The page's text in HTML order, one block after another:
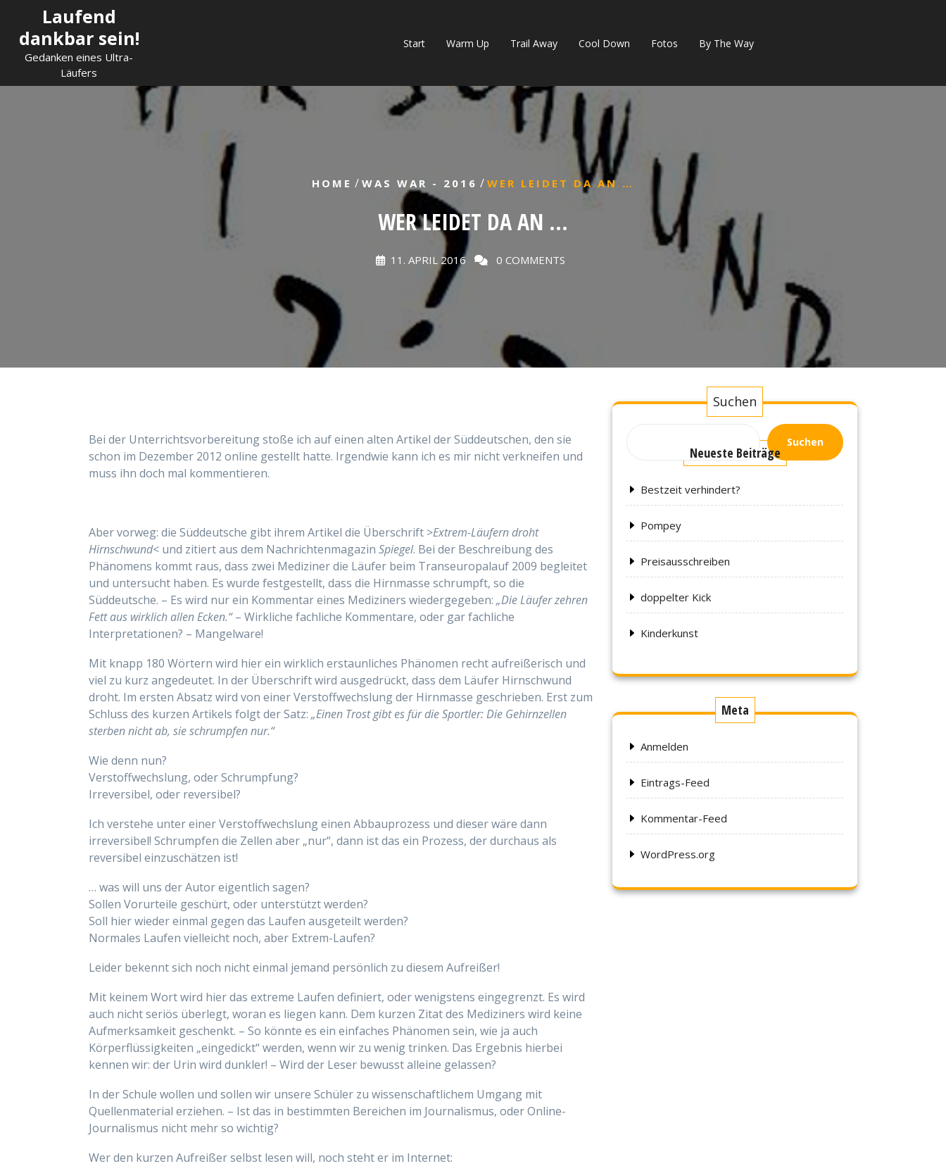
content
Laufend
dankbar sein!
Gedanken eines Ultra-
Läufers
Start Warm Up Trail Away Cool Down Fotos By The Way
HOME / WAS WAR - 2016 / WER LEIDET DA AN …
WER LEIDET DA AN …
11. APRIL 2016 0 COMMENTS
Bei der Unterrichtsvorbereitung stoße ich auf einen alten Artikel der Süddeutschen, den sie
schon im Dezember 2012 online gestellt hatte. Irgendwie kann ich es mir nicht verkneifen und
muss ihn doch mal kommentieren.
Aber vorweg: die Süddeutsche gibt ihrem Artikel die Überschrift >Extrem-Läufern droht
Hirnschwund< und zitiert aus dem Nachrichtenmagazin Spiegel. Bei der Beschreibung des
Phänomens kommt raus, dass zwei Mediziner die Läufer beim Transeuropalauf 2009 begleitet
und untersucht haben. Es wurde festgestellt, dass die Hirnmasse schrumpft, so die
Süddeutsche. – Es wird nur ein Kommentar eines Mediziners wiedergegeben: „Die Läufer zehren
Fett aus wirklich allen Ecken.“– Wirkliche fachliche Kommentare, oder gar fachliche
Interpretationen? – Mangelware!
Mit knapp 180 Wörtern wird hier ein wirklich erstaunliches Phänomen recht aufreißerisch und
viel zu kurz angedeutet. In der Überschrift wird ausgedrückt, dass dem Läufer Hirnschwund
droht. Im ersten Absatz wird von einer Verstoffwechslung der Hirnmasse geschrieben. Erst zum
Schluss des kurzen Artikels folgt der Satz: „Einen Trost gibt es für die Sportler: Die Gehirnzellen
sterben nicht ab, sie schrumpfen nur.“
Wie denn nun?
Verstoffwechslung, oder Schrumpfung?
Irreversibel, oder reversibel?
Ich verstehe unter einer Verstoffwechslung einen Abbauprozess und dieser wäre dann
irreversibel! Schrumpfen die Zellen aber „nur“, dann ist das ein Prozess, der durchaus als
reversibel einzuschätzen ist!
… was will uns der Autor eigentlich sagen?
Sollen Vorurteile geschürt, oder unterstützt werden?
Soll hier wieder einmal gegen das Laufen ausgeteilt werden?
Normales Laufen vielleicht noch, aber Extrem-Laufen?
Leider bekennt sich noch nicht einmal jemand persönlich zu diesem Aufreißer!
Mit keinem Wort wird hier das extreme Laufen definiert, oder wenigstens eingegrenzt. Es wird
auch nicht seriös überlegt, woran es liegen kann. Dem kurzen Zitat des Mediziners wird keine
Aufmerksamkeit geschenkt. – So könnte es ein einfaches Phänomen sein, wie ja auch
Körperflüssigkeiten „eingedickt“ werden, wenn wir zu wenig trinken. Das Ergebnis hierbei
kennen wir: der Urin wird dunkler! – Wird der Leser bewusst alleine gelassen?
In der Schule wollen und sollen wir unsere Schüler zu wissenschaftlichem Umgang mit
Quellenmaterial erziehen. – Ist das in bestimmten Bereichen im Journalismus, oder Online-
Journalismus nicht mehr so wichtig?
Wer den kurzen Aufreißer selbst lesen will, noch steht er im Internet:
Suchen
Suchen
Neueste Beiträge
Bestzeit verhindert?
Pompey
Preisausschreiben
doppelter Kick
Kinderkunst
Meta
Anmelden
Eintrags-Feed
Kommentar-Feed
WordPress.org